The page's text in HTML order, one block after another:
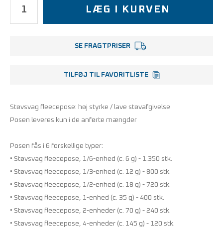
LÆG I KURVEN
SE FRAGTPRISER
TILFØJ TIL FAVORITLISTE
Støvsvag fleecepose: høj styrke / lave støvafgivelse
Posen leveres kun i de anførte mængder
Posen fås i 6 forskellige typer:
• Støvsvag fleecepose, 1/6-enhed (c. 6 g) - 1.350 stk.
• Støvsvag fleecepose, 1/3-enhed (c. 12 g) - 800 stk.
• Støvsvag fleecepose, 1/2-enhed (c. 18 g) - 720 stk.
• Støvsvag fleecepose, 1-enhed (c. 35 g) - 400 stk.
• Støvsvag fleecepose, 2-enheder (c. 70 g) - 240 stk.
• Støvsvag fleecepose, 4-enheder (c. 145 g) - 120 stk.